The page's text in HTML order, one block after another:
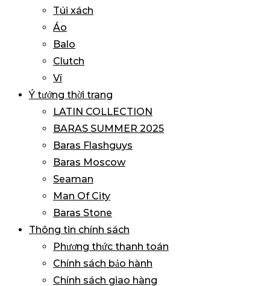
Túi xách
Áo
Balo
Clutch
Ví
Ý tưởng thời trang
LATIN COLLECTION
BARAS SUMMER 2025
Baras Flashguys
Baras Moscow
Seaman
Man Of City
Baras Stone
Thông tin chính sách
Phương thức thanh toán
Chính sách bảo hành
Chính sách giao hàng